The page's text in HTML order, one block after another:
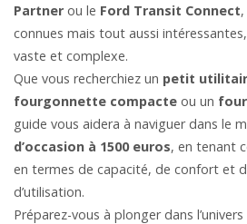
Partner ou le Ford Transit Connect
connues mais tout aussi
vaste et complexe.
Que vous recherchiez un petit
fourgonnette compacte ou un
guide vous aidera à naviguer dans le
d’occasion à 1500 euros, en tenant
en termes de capacité, de confort et
d’utilisation.
Préparez-vous à plonger dans l’univers